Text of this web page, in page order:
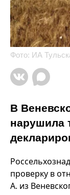
Фото: ИА
В
нарушила
проверку в
А. из